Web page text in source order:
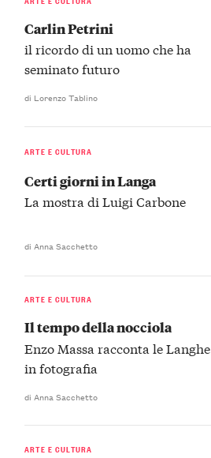
Carlin Petrini
il ricordo di un uomo che ha
seminato futuro
di Lorenzo Tablino
ARTE E CULTURA
Certi giorni in Langa
La mostra di Luigi Carbone
di Anna Sacchetto
ARTE E CULTURA
Il tempo della nocciola
Enzo Massa racconta le Langhe
in fotografia
di Anna Sacchetto
ARTE E CULTURA